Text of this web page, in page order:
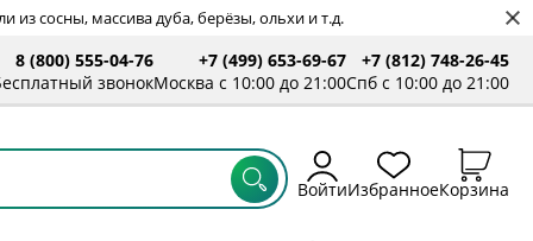
сосны, массива дуба, берёзы, ольхи и т.д.
8 (800) 555-04-76
звонок
+7 (499) 653-69-67
Москва с 10:00 до 21:00
+7 (812) 748-26-45
Спб с 10:00 до 21:00
ВойтиИзбранноеКорзина